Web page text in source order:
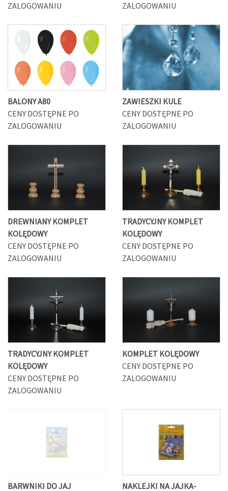
ZALOGOWANIU
ZALOGOWANIU
BALONY A80
CENY DOSTĘPNE PO
ZALOGOWANIU
ZAWIESZKI KULE
CENY DOSTĘPNE PO
ZALOGOWANIU
DREWNIANY KOMPLET
KOLĘDOWY
CENY DOSTĘPNE PO
ZALOGOWANIU
TRADYCYJNY KOMPLET
KOLĘDOWY
CENY DOSTĘPNE PO
ZALOGOWANIU
TRADYCYJNY KOMPLET
KOLĘDOWY
CENY DOSTĘPNE PO
ZALOGOWANIU
KOMPLET KOLĘDOWY
CENY DOSTĘPNE PO
ZALOGOWANIU
BARWNIKI DO JAJ NAKLEJKI NA JAJKA-